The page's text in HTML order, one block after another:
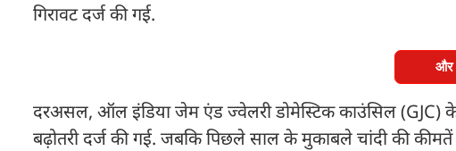
गिरावट दर्ज की गई.
और
दरअसल, ऑल इंडिया जेम एंड ज्वेलरी डोमेस्टिक काउंसिल (GJC)
बढ़ोतरी दर्ज की गई. जबकि पिछले साल के मुकाबले चांदी की कीमतें